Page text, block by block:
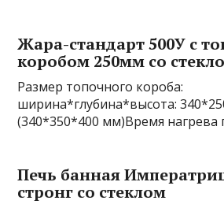
Жара-стандарт 500У с
коробом 250мм со
Размер топочного короба:
ширина*глубина*высота:
(340*350*400 мм)Время нагрева
Печь банная
стронг со стеклом